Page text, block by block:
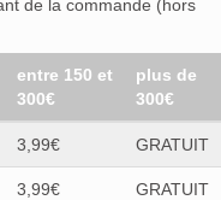
de la commande (hors
entre 150 et
300€
plus de
300€
3,99€ GRATUIT
3,99€ GRATUIT